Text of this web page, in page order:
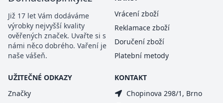
Již 17 let Vám dodáváme
výrobky nejvyšší kvality
ověřených značek. Uvařte si s
námi něco dobrého. Vaření je
naše vášeň.
Vrácení zboží
Reklamace zboží
Doručení zboží
Platební metody
UŽITEČNÉ ODKAZY
Značky
KONTAKT
Chopinova 298/1, Brno